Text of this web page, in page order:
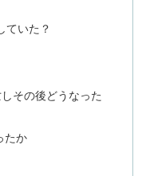
ていた？
その後どうなった
たか